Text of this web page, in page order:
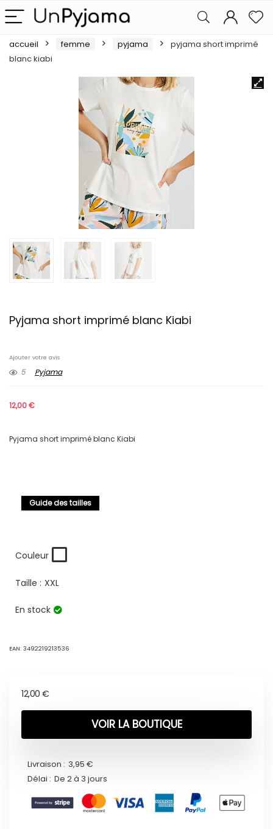
accueil femme pyjama
pyjama short imprimé
blanc kiabi
Pyjama short imprimé blanc Kiabi
Ajouter votre avis
5 Pyjama
12,00€
Pyjama short imprimé blanc Kiabi
Guide des tailles
Couleur
Taille : XXL
En stock
EAN: 3492219213536
12,00 €
VOIR LA BOUTIQUE
Livraison : 3,95 €
Délai : De 2 à 3 jours